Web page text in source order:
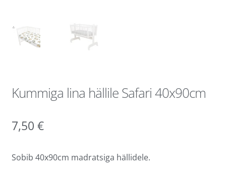
Kummiga lina hällile Safari 40x90cm
7,50 €
Sobib 40x90cm madratsiga hällidele.